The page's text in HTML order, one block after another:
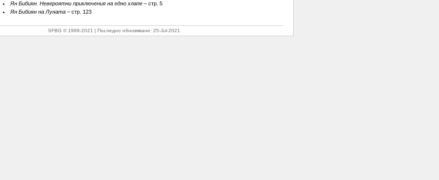
Ян Бибиян. Невероятни приключения на едно хлапе– стр. 5
Ян Бибиян на Луната– стр. 123
SFBG © 1999-2021 Последно обновяване: 25-Jul-2021